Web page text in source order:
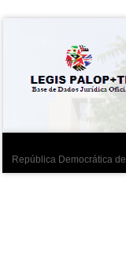
República Democrática